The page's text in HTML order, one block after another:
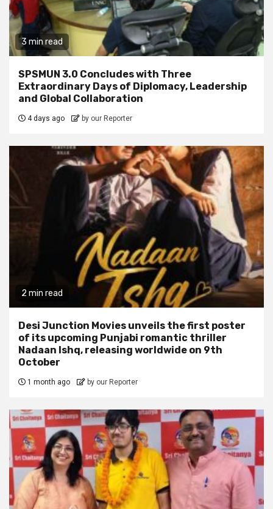
3 min read
SPSMUN 3.0 Concludes with Three
Extraordinary Days of Diplomacy, Leadership
and Global Collaboration
4 days ago by our Reporter
2 min read
Desi Junction Movies unveils the first poster
of its upcoming Punjabi romantic thriller
Nadaan Ishq, releasing worldwide on 9th
October
1 month ago by our Reporter